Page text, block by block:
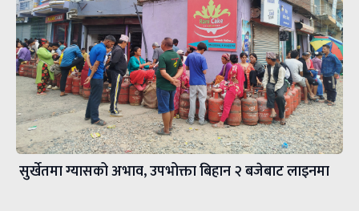
सुर्खेतमा ग्यासको अभाव, उपभोक्ता बिहान २ बजेबाट लाइनमा